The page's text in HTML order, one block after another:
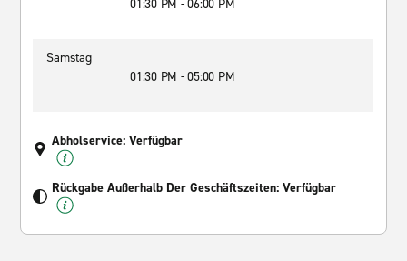
01:30 PM - 06:00 PM
Samstag
01:30 PM - 05:00 PM
Abholservice: Verfügbar
Rückgabe Außerhalb Der Geschäftszeiten: Verfügbar